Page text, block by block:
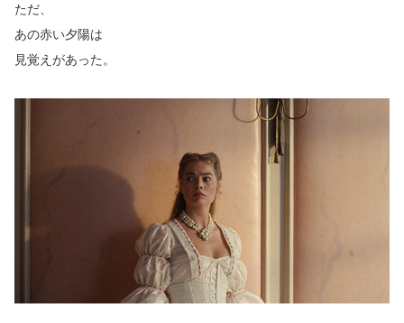
ただ、
あの赤い夕陽は
見覚えがあった。